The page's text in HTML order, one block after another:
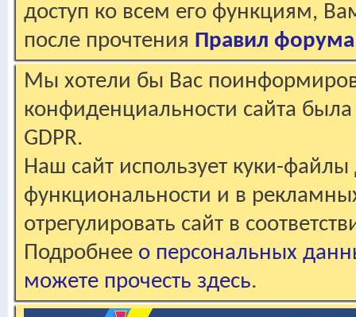
доступ ко всем его функциям,
после прочтения Правил форума
Мы хотели бы Вас
конфиденциальности сайта
GDPR.
Наш сайт использует куки-файлы
функциональности и в
отрегулировать сайт в
Подробнее о персональных
можете прочесть здесь.